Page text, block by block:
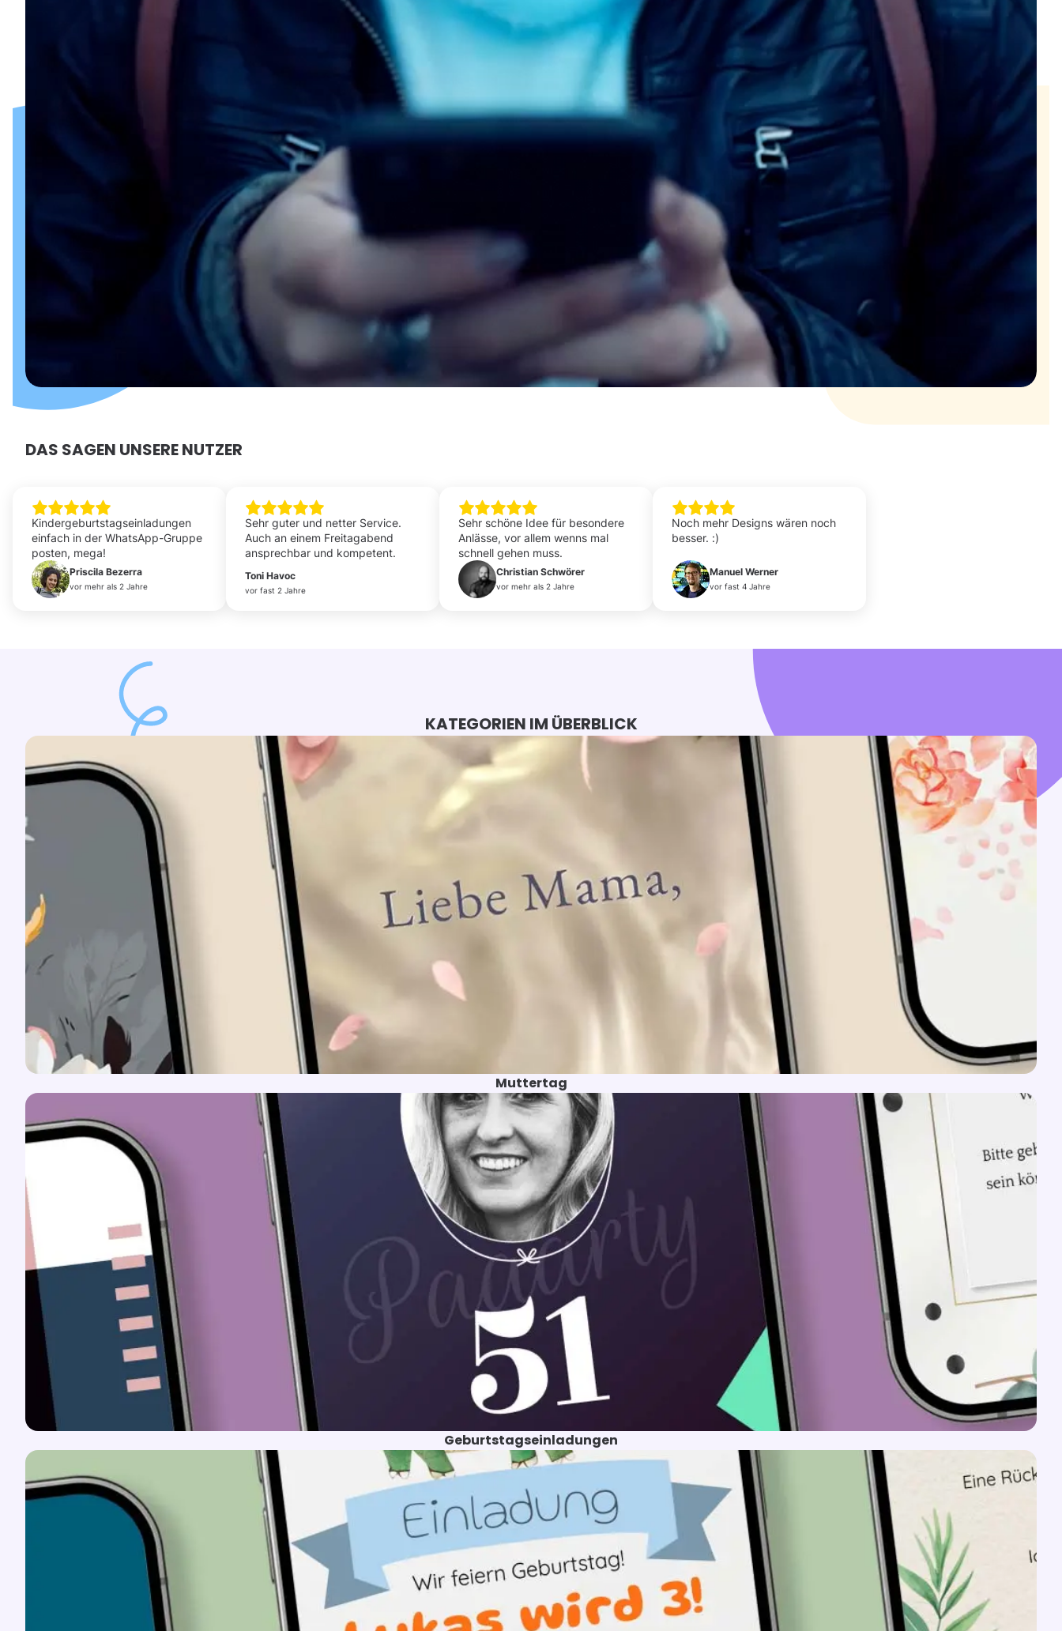
DAS SAGEN UNSERE NUTZER
Kindergeburtstagseinladungen
einfach in der WhatsApp-Gruppe
posten, mega!
Priscila Bezerra
vor mehr als 2 Jahre
Sehr guter und netter Service.
Auch an einem Freitagabend
ansprechbar und kompetent.
Toni Havoc
vor fast 2 Jahre
Sehr schöne Idee für besondere
Anlässe, vor allem wenns mal
schnell gehen muss.
Christian Schwörer
vor mehr als 2 Jahre
Noch mehr Designs wären noch
besser. :)
Manuel Werner
vor fast 4 Jahre
KATEGORIEN IM ÜBERBLICK
Muttertag
Geburtstagseinladungen